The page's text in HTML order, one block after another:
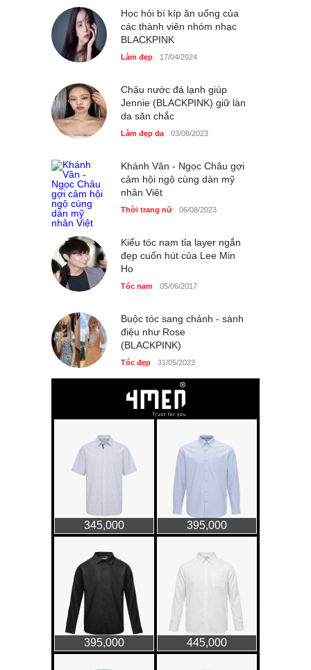
Chiếc áo dài cưới của Hoa
hậu Đỗ Hà ?
Học hỏi bí kíp ăn uống của
các thành viên nhóm nhạc
BLACKPINK
Làm đẹp 17/04/2024
Chậu nước đá lạnh giúp
Jennie (BLACKPINK) giữ làn
da săn chắc
Làm đẹp da 03/08/2023
Khánh Vân - Ngọc Châu gợi
cảm hội ngộ cùng dàn mỹ
nhân Việt
Thời trang nữ 06/08/2023
Kiểu tóc nam tỉa layer ngắn
đẹp cuốn hút của Lee Min
Ho
Tóc nam 05/06/2017
Buộc tóc sang chảnh - sành
điệu như Rose
(BLACKPINK)
Tóc đẹp 31/05/2023